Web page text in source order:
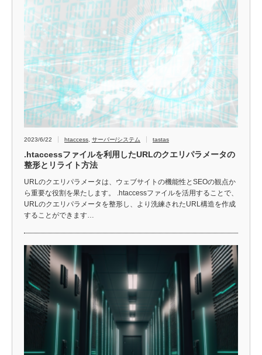
2023/6/22 htaccess サーバー/システム tastas
.htaccessファイルを利用したURLのクエリパラメータの
整形とリライト方法
URLのクエリパラメータは、ウェブサイトの機能性とSEOの観点か
ら重要な役割を果たします。 .htaccessファイルを活用することで、
URLのクエリパラメータを整形し、より洗練されたURL構造を作成
することができます…